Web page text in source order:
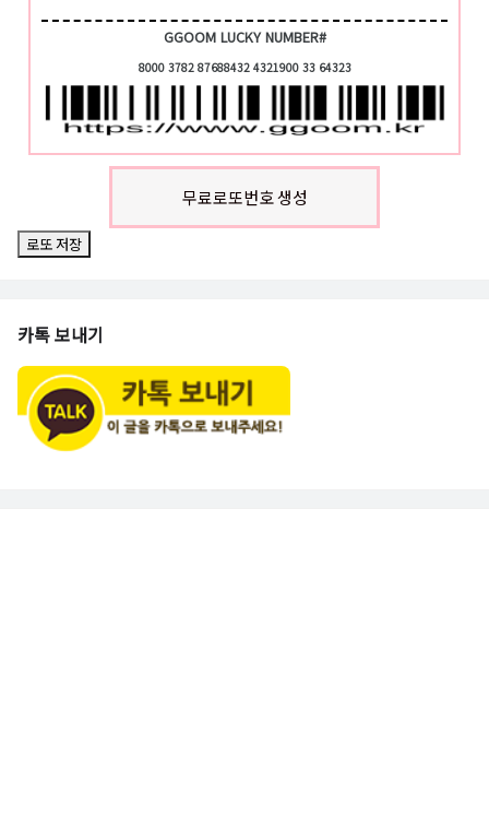
GGOOM LUCKY NUMBER#
8000 3782 87688432 4321900 33 64323
무료로또번호 생성
로또 저장
카톡 보내기